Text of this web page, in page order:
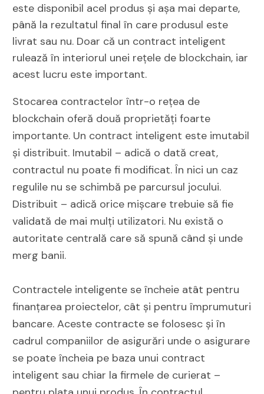
este disponibil acel produs și așa mai departe,
până la rezultatul final în care produsul este
livrat sau nu. Doar că un contract inteligent
rulează în interiorul unei rețele de blockchain, iar
acest lucru este important.
Stocarea contractelor într-o rețea de
blockchain oferă două proprietăți foarte
importante. Un contract inteligent este imutabil
și distribuit. Imutabil – adică o dată creat,
contractul nu poate fi modificat. În nici un caz
regulile nu se schimbă pe parcursul jocului.
Distribuit – adică orice mișcare trebuie să fie
validată de mai mulți utilizatori. Nu există o
autoritate centrală care să spună când și unde
merg banii.
Contractele inteligente se încheie atât pentru
finanțarea proiectelor, cât și pentru împrumuturi
bancare. Aceste contracte se folosesc și în
cadrul companiilor de asigurări unde o asigurare
se poate încheia pe baza unui contract
inteligent sau chiar la firmele de curierat –